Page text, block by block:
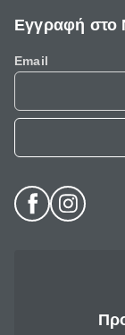
Εγγραφή στο
Email